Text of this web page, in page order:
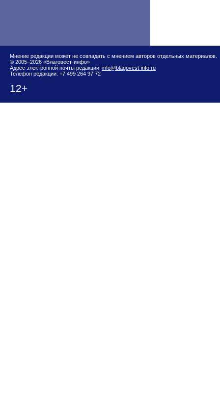
Мнение редакции может не совпадать с мнением авторов отдельных материалов.
© 2005–2026 «Благовест-инфо»
Адрес электронной почты редакции: info@blagovest-info.ru
Телефон редакции: +7 499 264 97 72
12+